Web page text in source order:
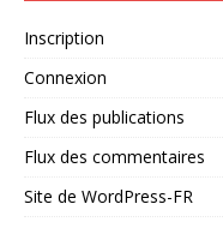
Inscription
Connexion
Flux des publications
Flux des commentaires
Site de WordPress-FR